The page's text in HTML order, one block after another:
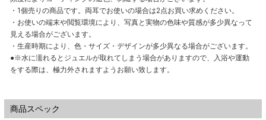
・1個売りの商品です。両耳でお使いの場合は2点お買い求めください。
・お使いの端末や閲覧環境により、写真と実物の色味や質感が多少異なって
見える場合がございます。
・生産時期により、色・サイズ・デザインが多少異なる場合がございます。
●※水に濡れるとジュエルが取れてしまう場合がありますので、入浴や運動
をする際は、極力外されますようお願い致します。
商品スペック